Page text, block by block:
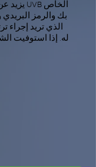
بك والرمز
له. إذا استوفيت